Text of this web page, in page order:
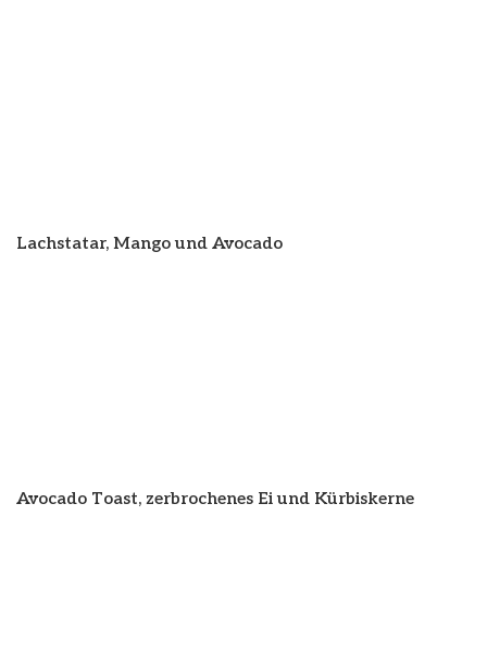
Lachstatar, Mango und Avocado
Avocado Toast, zerbrochenes Ei und Kürbiskerne